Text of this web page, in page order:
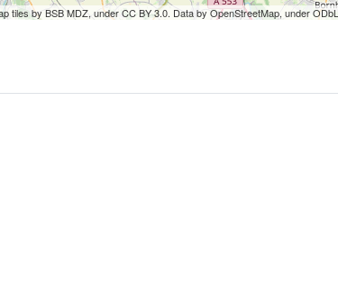
tiles by BSB MDZ, under CC BY 3.0. Data by OpenStreetMap, under ODbL